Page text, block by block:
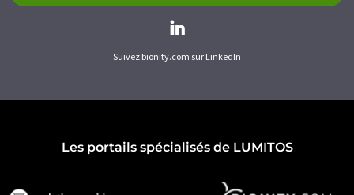
Suivez bionity.com sur LinkedIn
Les portails spécialisés de LUMITOS